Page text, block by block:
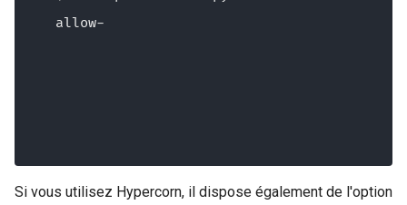
allow-ips="*" --root-
Si vous utilisez Hypercorn, il dispose également de l'option